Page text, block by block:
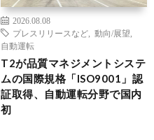
2026.08.08
プレスリリースなど
動向/展望
自動運転
T2が品質マネジメントシステ
ムの国際規格「ISO9001」認
証取得、自動運転分野で国内
初